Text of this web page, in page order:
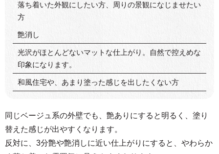
落ち着いた外観にしたい方、周りの景観になじませたい
方
艶消し
光沢がほとんどないマットな仕上がり。自然で控えめな
印象になります。
和風住宅や、あまり塗った感じを出したくない方
同じベージュ系の外壁でも、艶ありにすると明るく、塗り
替えた感じが出やすくなります。
反対に、3分艶や艶消しに近い仕上がりにすると、やわらか